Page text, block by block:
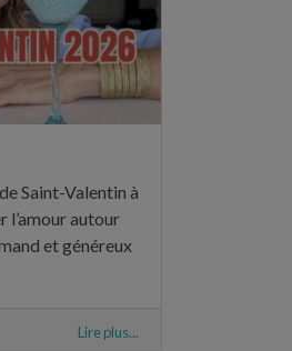
Saint-Valentin à
l’amour autour
et généreux
Lire plus...